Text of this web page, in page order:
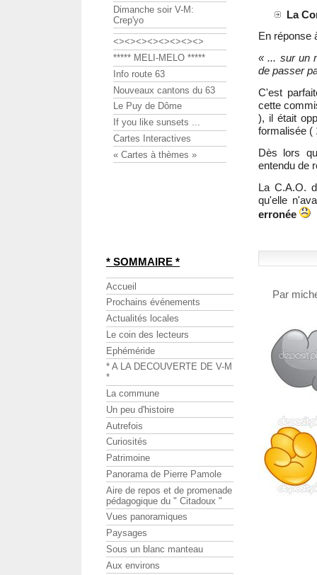
La
En réponse
« ... sur un
de passer
C'est
cette
), il était
formalisée (
Dès lors
entendu de
La C.A.O.
qu'elle
erronée
Par
Dimanche soir V-M:
Crep'yo
<><><><><><><><>
***** MELI-MELO *****
Info route 63
Nouveaux cantons du 63
Le Puy de Dôme
If you like sunsets ...
Cartes Interactives
« Cartes à thèmes »
* SOMMAIRE *
Accueil
Prochains événements
Actualités locales
Le coin des lecteurs
Ephéméride
* A LA DECOUVERTE DE V-M
*
La commune
Un peu d'histoire
Autrefois
Curiosités
Patrimoine
Panorama de Pierre Pamole
Aire de repos et de promenade
pédagogique du " Citadoux "
Vues panoramiques
Paysages
Sous un blanc manteau
Aux environs